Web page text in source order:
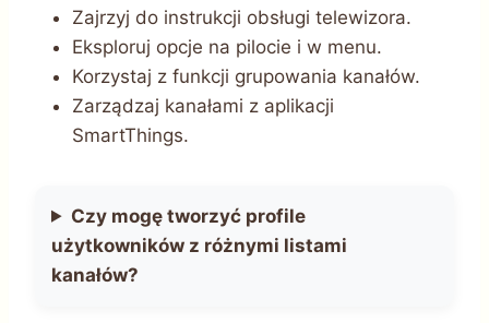
Zajrzyj do instrukcji obsługi telewizora.
Eksploruj opcje na pilocie i w menu.
Korzystaj z funkcji grupowania kanałów.
Zarządzaj kanałami z aplikacji
SmartThings.
Czy mogę tworzyć profile
użytkowników z różnymi listami
kanałów?